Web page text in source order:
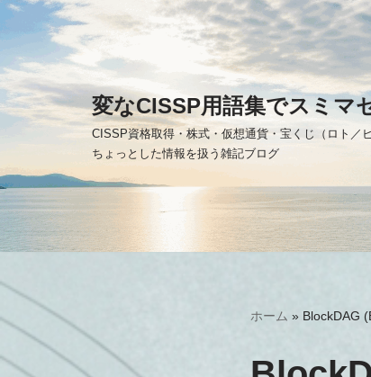
ン
テ
へ
ス
キ
ッ
変なCISSP用語集でスミマ
CISSP資格取得・株式・仮想通貨・宝くじ（ロト／
ちょっとした情報を扱う雑記ブログ
ホーム » BlockDAG